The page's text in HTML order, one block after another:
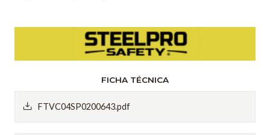
FICHA TÉCNICA
FTVC04SP0200643.pdf